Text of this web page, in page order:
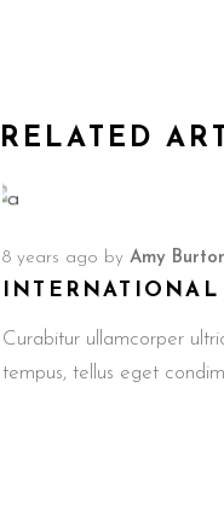
RELATED
8 years ago by Amy
Curabitur ullamcorper
tempus, tellus eget